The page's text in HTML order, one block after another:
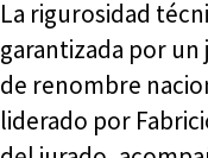
La rigurosidad
garantizada por un
de renombre
liderado por